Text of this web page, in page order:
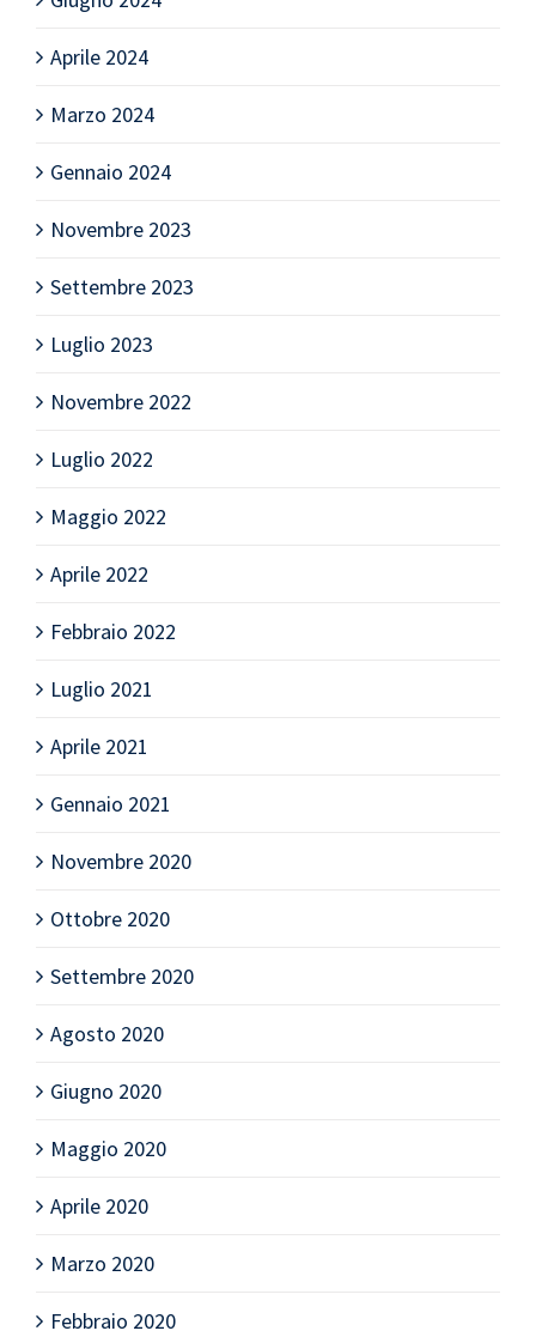
Aprile 2024
Marzo 2024
Gennaio 2024
Novembre 2023
Settembre 2023
Luglio 2023
Novembre 2022
Luglio 2022
Maggio 2022
Aprile 2022
Febbraio 2022
Luglio 2021
Aprile 2021
Gennaio 2021
Novembre 2020
Ottobre 2020
Settembre 2020
Agosto 2020
Giugno 2020
Maggio 2020
Aprile 2020
Marzo 2020
Febbraio 2020